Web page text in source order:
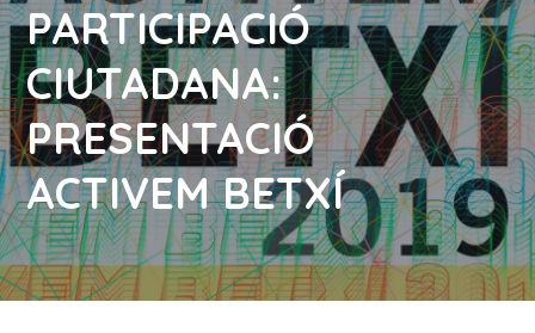
PARTICIPACIÓ
CIUTADANA:
PRESENTACIÓ
ACTIVEM BETXÍ